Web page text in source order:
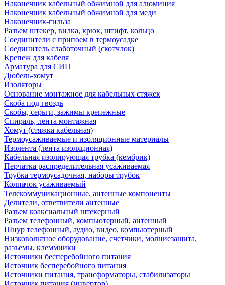
Наконечник кабельный обжимной для алюминия
Наконечник кабельный обжимной для меди
Наконечник-гильза
Разъем штекер, вилка, крюк, штифт, кольцо
Соединители с припоем в термоусадке
Соединитель слаботочный (скотчлок)
Крепеж для кабеля
Арматура для СИП
Дюбель-хомут
Изоляторы
Основание монтажное для кабельных стяжек
Скоба под гвоздь
Скобы, серьги, зажимы крепежные
Спираль, лента монтажная
Хомут (стяжка кабельная)
Термоусаживаемые и изоляционные материалы
Изолента (лента изоляционная)
Кабельная изолирующая трубка (кембрик)
Перчатка распределительная усаживаемая
Трубка термоусадочная, наборы трубок
Колпачок усаживаемый
Телекоммуникационные, антенные компоненты
Делители, ответвители антенные
Разъем коаксиальный штекерный
Разъем телефонный, компьютерный, антенный
Шнур телефонный, аудио, видео, компьютерный
Низковольтное оборудование, счетчики, молниезащита,
разъемы, клеммники
Источники бесперебойного питания
Источник бесперебойного питания
Источники питания, трансформаторы, стабилизаторы